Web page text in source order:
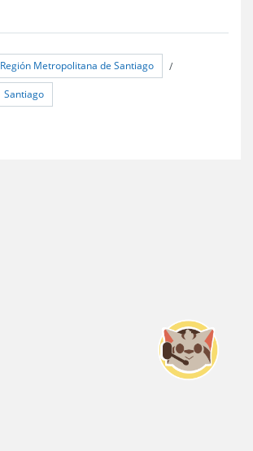
Región Metropolitana de Santiago /
Santiago